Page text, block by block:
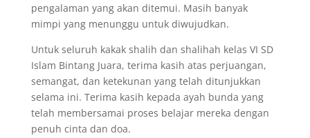
pengalaman yang akan ditemui. Masih banyak
mimpi yang menunggu untuk diwujudkan.
Untuk seluruh kakak shalih dan shalihah kelas VI SD
Islam Bintang Juara, terima kasih atas perjuangan,
semangat, dan ketekunan yang telah ditunjukkan
selama ini. Terima kasih kepada ayah bunda yang
telah membersamai proses belajar mereka dengan
penuh cinta dan doa.